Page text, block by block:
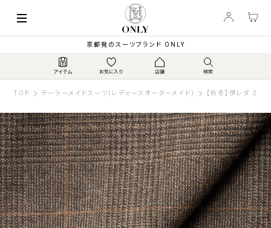
京都発のスーツブランド ONLY
TOP テーラーメイドスーツ(レディースオーダーメイド) 【秋冬】伊レダ